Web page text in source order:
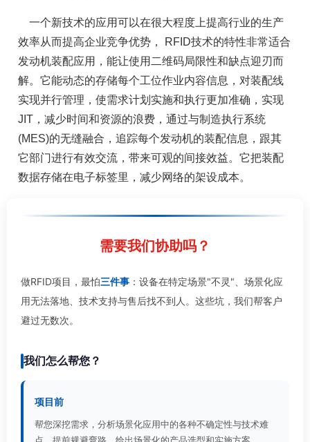
一个新技术的应用可以在很大程度上提高行业的生产
效率从而提高企业竞争优势， RFID技术的特性非常适合
发动机装配应用，能让使用二维码局限性和缺点迎刃而
解。它能动态的存储每个工位作业内容信息，对装配线
实现并行管理，使需求计划实施和执行更加准确，实现
JIT，减少时间和资源的浪费，通过与制造执行系统
(MES)的无缝融合，追踪每个发动机的装配信息，跟其
它部门进行有效交流，带来可观的间接效益。它把装配
数据存储在电子标签里，减少网络的架设成本。
需要我们协助吗？
做RFID项目，最怕三件事 ：设备在特定场景"不灵"、场景化应
用无法落地、技术支持与售后找不到人。这些坑，我们帮客户
避过无数次。
我们怎么帮您？
项目前
帮您深挖需求，分析场景化应用中的各种不确定性与技术难